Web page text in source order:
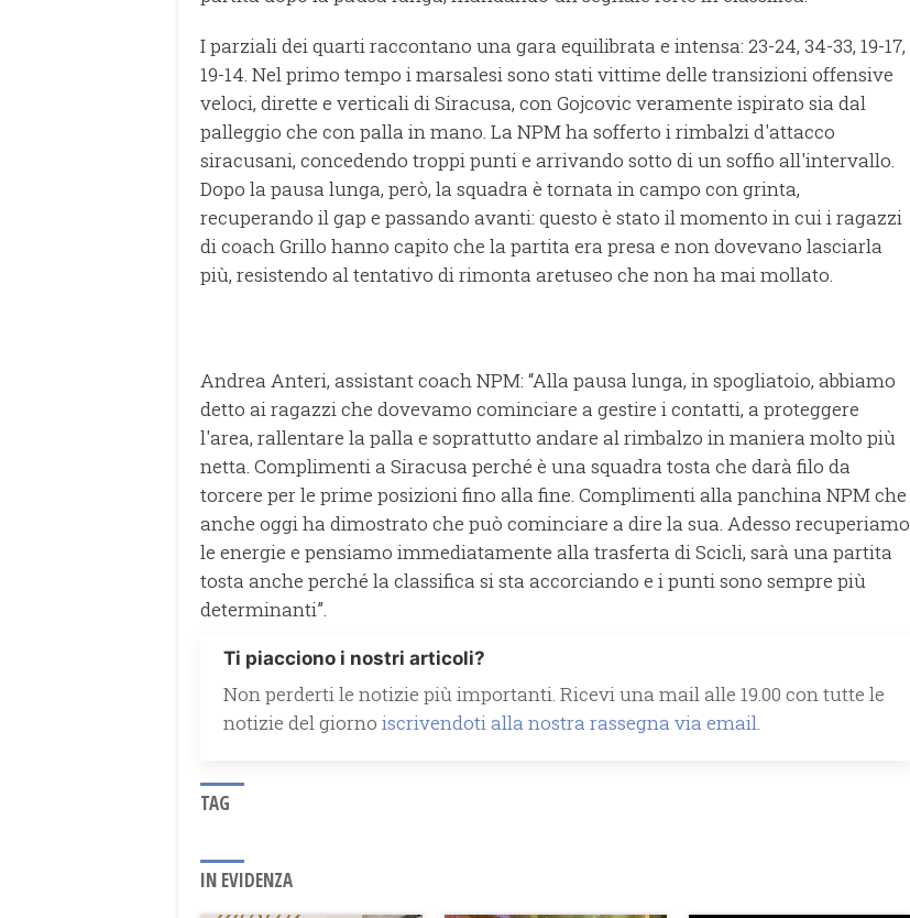
I parziali dei quarti raccontano una gara equilibrata e intensa: 23-24, 34-33, 19-17,
19-14. Nel primo tempo i marsalesi sono stati vittime delle transizioni offensive
veloci, dirette e verticali di Siracusa, con Gojcovic veramente ispirato sia dal
palleggio che con palla in mano. La NPM ha sofferto i rimbalzi d'attacco
siracusani, concedendo troppi punti e arrivando sotto di un soffio all'intervallo.
Dopo la pausa lunga, però, la squadra è tornata in campo con grinta,
recuperando il gap e passando avanti: questo è stato il momento in cui i ragazzi
di coach Grillo hanno capito che la partita era presa e non dovevano lasciarla
più, resistendo al tentativo di rimonta aretuseo che non ha mai mollato.
Andrea Anteri, assistant coach NPM: “Alla pausa lunga, in spogliatoio, abbiamo
detto ai ragazzi che dovevamo cominciare a gestire i contatti, a proteggere
l'area, rallentare la palla e soprattutto andare al rimbalzo in maniera molto più
netta. Complimenti a Siracusa perché è una squadra tosta che darà filo da
torcere per le prime posizioni fino alla fine. Complimenti alla panchina NPM che
anche oggi ha dimostrato che può cominciare a dire la sua. Adesso recuperiamo
le energie e pensiamo immediatamente alla trasferta di Scicli, sarà una partita
tosta anche perché la classifica si sta accorciando e i punti sono sempre più
determinanti”.
Ti piacciono i nostri articoli?
Non perderti le notizie più importanti. Ricevi una mail alle 19.00 con tutte le
notizie del giorno iscrivendoti alla nostra rassegna via email.
TAG
IN EVIDENZA